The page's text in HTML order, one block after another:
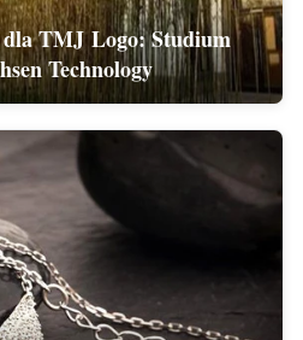
TMJ Logo: Studium
Technology